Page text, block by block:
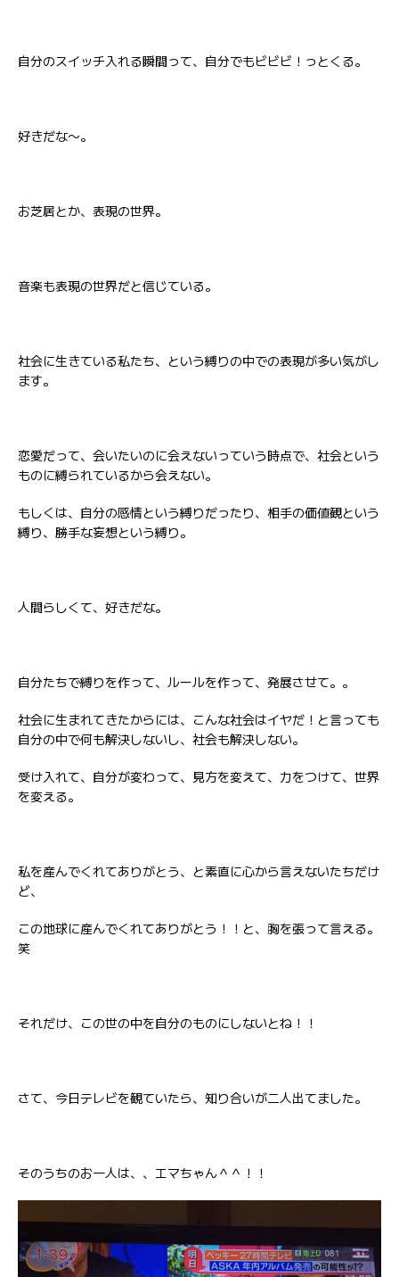
自分のスイッチ入れる瞬間って、自分でもビビビ！っとくる。
好きだな〜。
お芝居とか、表現の世界。
音楽も表現の世界だと信じている。
社会に生きている私たち、という縛りの中での表現が多い気がし
ます。
恋愛だって、会いたいのに会えないっていう時点で、社会という
ものに縛られているから会えない。
もしくは、自分の感情という縛りだったり、相手の価値観という
縛り、勝手な妄想という縛り。
人間らしくて、好きだな。
自分たちで縛りを作って、ルールを作って、発展させて。。
社会に生まれてきたからには、こんな社会はイヤだ！と言っても
自分の中で何も解決しないし、社会も解決しない。
受け入れて、自分が変わって、見方を変えて、力をつけて、世界
を変える。
私を産んでくれてありがとう、と素直に心から言えないたちだけ
ど、
この地球に産んでくれてありがとう！！と、胸を張って言える。
笑
それだけ、この世の中を自分のものにしないとね！！
さて、今日テレビを観ていたら、知り合いが二人出てました。
そのうちのお一人は、、エマちゃん＾＾！！